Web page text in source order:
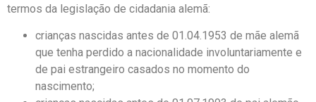
termos da legislação de cidadania alemã:
crianças nascidas antes de 01.04.1953 de mãe alemã
que tenha perdido a nacionalidade involuntariamente e
de pai estrangeiro casados no momento do
nascimento;